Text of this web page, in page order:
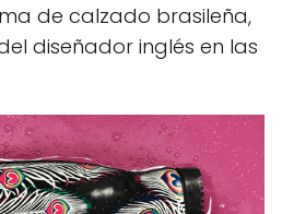
de calzado brasileña,
diseñador inglés en las